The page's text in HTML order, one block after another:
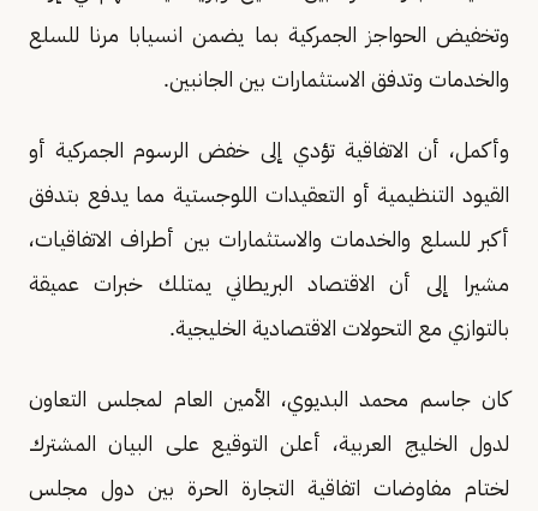
وتخفيض الحواجز الجمركية بما يضمن انسيابا مرنا للسلع
والخدمات وتدفق الاستثمارات بين الجانبين.
وأكمل، أن الاتفاقية تؤدي إلى خفض الرسوم الجمركية أو
القيود التنظيمية أو التعقيدات اللوجستية مما يدفع بتدفق
أكبر للسلع والخدمات والاستثمارات بين أطراف الاتفاقيات،
مشيرا إلى أن الاقتصاد البريطاني يمتلك خبرات عميقة
بالتوازي مع التحولات الاقتصادية الخليجية.
كان جاسم محمد البديوي، الأمين العام لمجلس التعاون
لدول الخليج العربية، أعلن التوقيع على البيان المشترك
لختام مفاوضات اتفاقية التجارة الحرة بين دول مجلس